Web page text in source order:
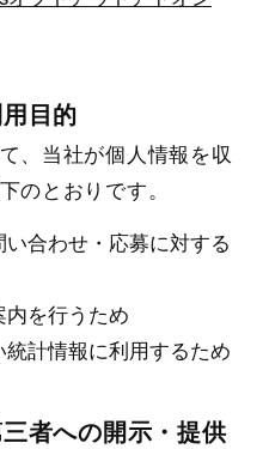
目的
、当社が個人情報を収
のとおりです。
合わせ・応募に対する
を行うため
計情報に利用するため
者への開示・提供